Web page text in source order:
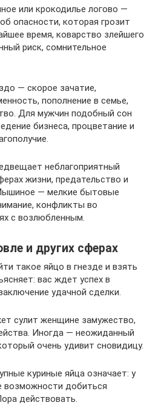
или крокодилье логово —
опасности, которая грозит
время, коварство злейшего
риск, сомнительное
— скорое зачатие,
пополнение в семье,
Для мужчин подобный сон
бизнеса, процветание и
неблагоприятный
жизни, предательство и
— мелкие бытовые
конфликты во
с возлюбленным.
и других сферах
такое яйцо в гнезде и взять
вас ждет успех в
удачной сделки.
сулит женщине замужество,
Иногда — неожиданный
очень удивит сновидицу.
куриные яйца означает: у
возможности добиться
действовать.